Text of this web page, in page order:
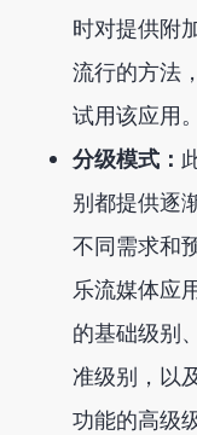
时对提供附
流行的方法
试用该应用。
分级模式：
别都提供逐
不同需求和
乐流媒体应
的基础级别
准级别，以
功能的高级